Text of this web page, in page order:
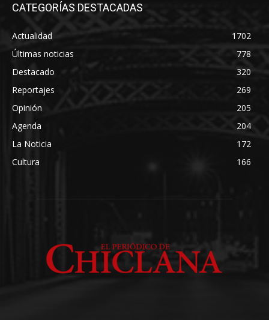
CATEGORÍAS DESTACADAS
Actualidad
1702
Últimas noticias
778
Destacado
320
Reportajes
269
Opinión
205
Agenda
204
La Noticia
172
Cultura
166